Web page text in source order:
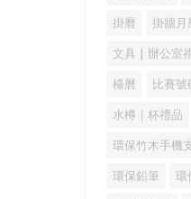
掛曆 掛牆月
文具 | 辦公室
檯曆 比賽號
水樽｜杯禮品
環保竹木手機
環保鉛筆 環